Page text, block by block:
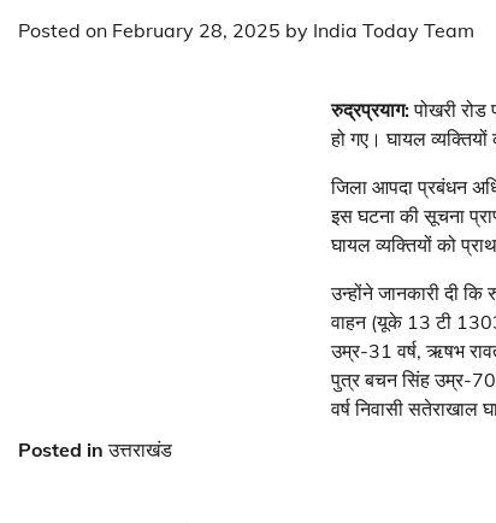
Posted on February 28, 2025 by India Today Team
रुद्रप्रयाग:पोखरी
हो गए। घायल व्यक्तियों
जिला आपदा प्रबंधन
इस घटना की सूचना
घायल व्यक्तियों को
उन्होंने जानकारी दी
वाहन (यूके 13 टी
उम्र-31 वर्ष, ऋषभ
पुत्र बचन सिंह उम्र-70
वर्ष निवासी सतेराखाल
Posted inउत्तराखंड